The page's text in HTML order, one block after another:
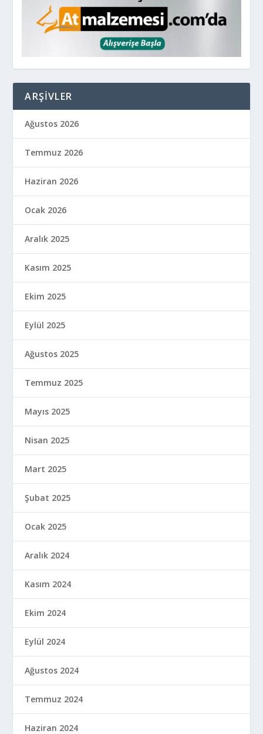
ARŞIVLER
Ağustos 2026
Temmuz 2026
Haziran 2026
Ocak 2026
Aralık 2025
Kasım 2025
Ekim 2025
Eylül 2025
Ağustos 2025
Temmuz 2025
Mayıs 2025
Nisan 2025
Mart 2025
Şubat 2025
Ocak 2025
Aralık 2024
Kasım 2024
Ekim 2024
Eylül 2024
Ağustos 2024
Temmuz 2024
Haziran 2024